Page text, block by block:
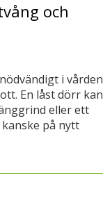
och
i vården
En låst dörr kan
eller ett
på nytt